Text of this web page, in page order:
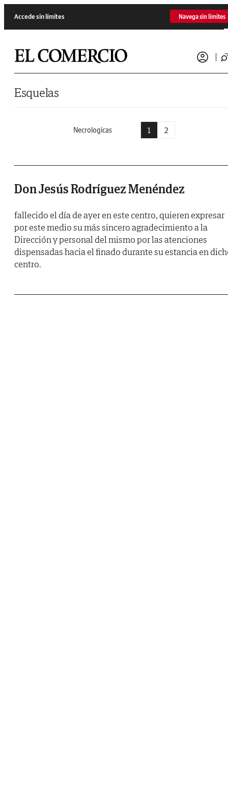
Accede sin límites Navega sin límites
Esquelas
Necrologicas 1 2
Don Jesús Rodríguez Menéndez
fallecido el día de ayer en este centro, quieren expresar
por este medio su más sincero agradecimiento a la
Dirección y personal del mismo por las atenciones
dispensadas hacia el finado durante su estancia en
centro.